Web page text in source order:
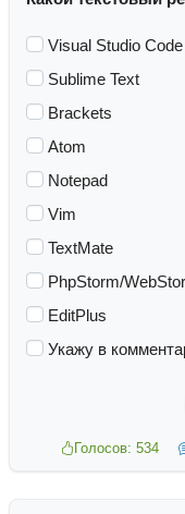
Visual Studio Code
Sublime Text
Brackets
Atom
Notepad
Vim
TextMate
PhpStorm/
EditPlus
Укажу в
Голосов: 534